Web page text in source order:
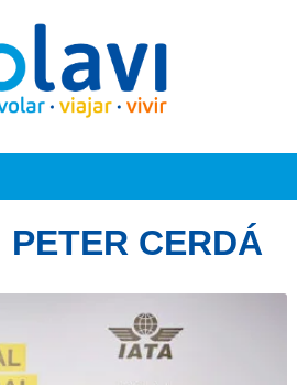
PETER CERDÁ